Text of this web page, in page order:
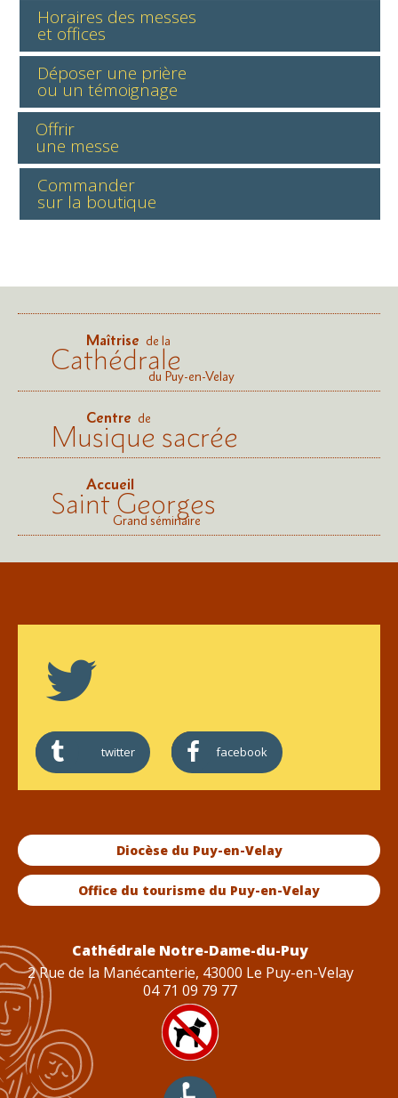
Horaires des messes
et offices
Déposer une prière
ou un témoignage
Offrir
une messe
Commander
sur la boutique
Maîtrise de la
Cathédraledu Puy-en-Velay
Centre de
Musique sacrée
Accueil
Saint Georges
Grand séminaire
twitter facebook
Diocèse du Puy-en-Velay
Office du tourisme du Puy-en-Velay
Cathédrale Notre-Dame-du-Puy
2 Rue de la Manécanterie, 43000 Le Puy-en-Velay
04 71 09 79 77